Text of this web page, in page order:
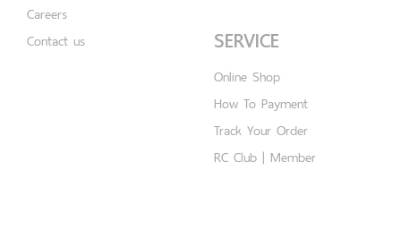
Careers
Contact us
SERVICE
Online Shop
How To Payment
Track Your Order
RC Club | Member